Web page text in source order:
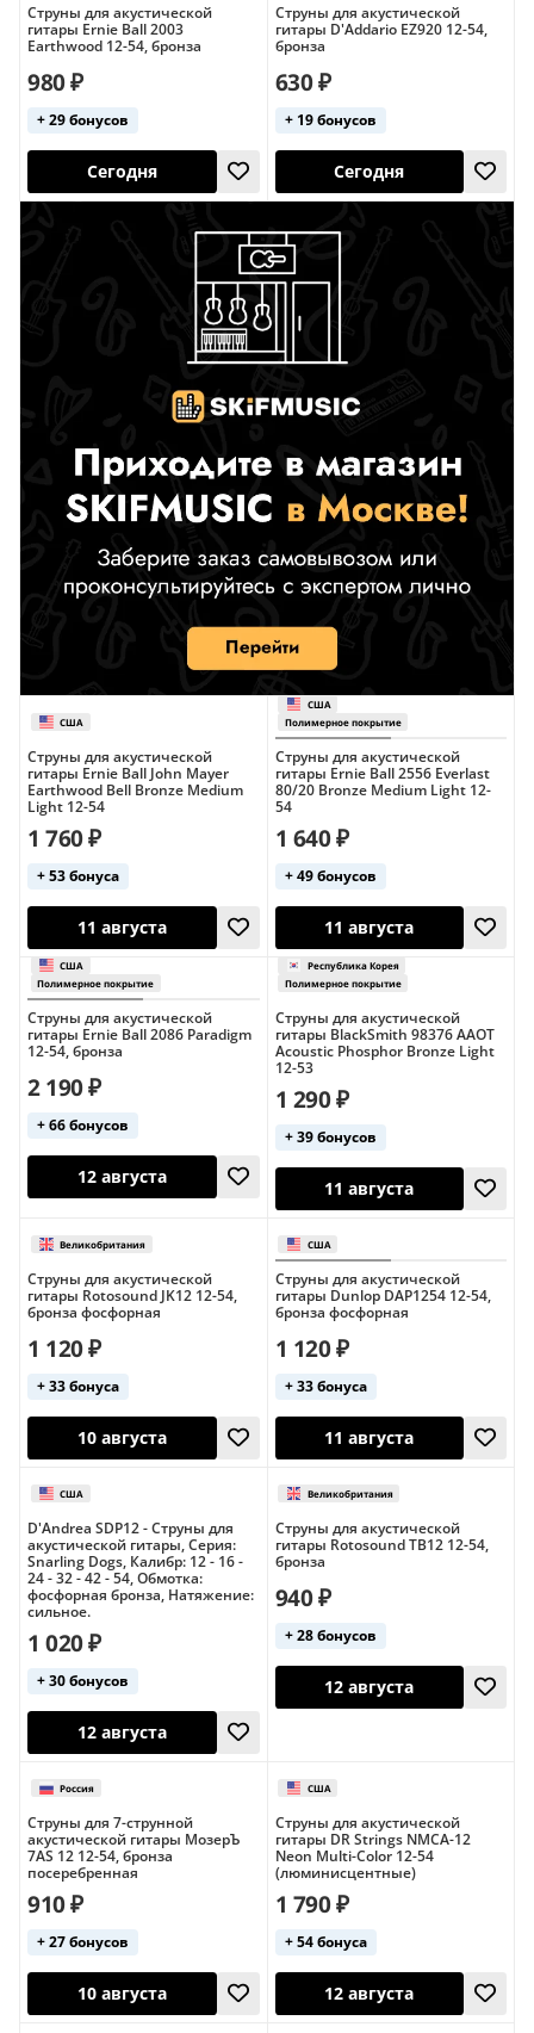
4,1 (7)
Полимерное покрытие
Сегодня
Хит продаж 3,9 (12)
Струны для акустической
гитары Ernie Ball 2003
Earthwood 12-54, бронза
США
980 ₽
+ 29 бонусов
Хит продаж
Струны для акустической
гитары D'Addario EZ920 12-54,
бронза
США
630 ₽
+ 19 бонусов
Струны для акустической
гитары Ernie Ball John Mayer
Earthwood Bell Bronze Medium
Light 12-54
США
1 760 ₽
+ 53 бонуса
11 августа
Струны для акустической
гитары Ernie Ball 2556 Everlast
80/20 Bronze Medium Light 12-
54
Полимерное
1 640 ₽
+ 49 бонусов
Струны для акустической
гитары Ernie Ball 2086 Paradigm
12-54, бронза
США
Полимерное покрытие
2 190 ₽
+ 66 бонусов
12 августа
Струны для акустической
гитары BlackSmith 98376 AAOT
Acoustic Phosphor Bronze Light
12-53
1 290 ₽
+ 39 бонусов
11 августа
Струны для акустической
гитары Rotosound JK12 12-54,
бронза фосфорная
1 120 ₽
+ 33 бонуса
10 августа
Струны для акустической
гитары Dunlop DAP1254 12-54,
бронза фосфорная
1 120 ₽
+ 33 бонуса
D'Andrea SDP12 - Струны для
акустической гитары, Серия:
Snarling Dogs, Калибр: 12 - 16 -
24 - 32 - 42 - 54, Обмотка:
фосфорная бронза, Натяжение:
сильное.
1 020 ₽
+ 30 бонусов
Струны для акустической
гитары Rotosound TB12 12-54,
бронза
940 ₽
+ 28 бонусов
12 августа
Струны для 7-струнной
акустической гитары МозерЪ
7AS 12 12-54, бронза
посеребренная
910 ₽
+ 27 бонусов
Струны для акустической
гитары DR Strings NMCA-12
Neon Multi-Color 12-54
(люминисцентные)
1 790 ₽
+ 54 бонуса